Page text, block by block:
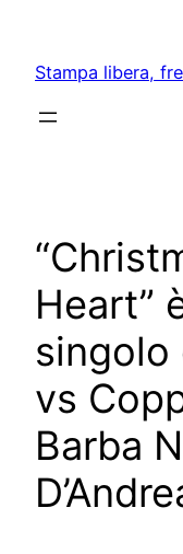
content
Stampa libera,
Heart”
singolo
vs
Barba